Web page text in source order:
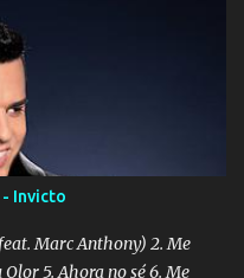
- Invicto
Marc Anthony) 2. Me
5. Ahora no sé 6. Me